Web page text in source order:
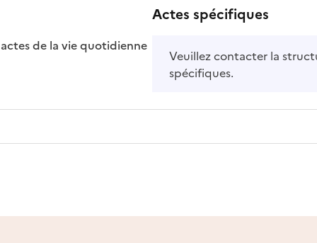
de la vie quotidienne
Actes spécifiques
Veuillez contacter la
spécifiques.